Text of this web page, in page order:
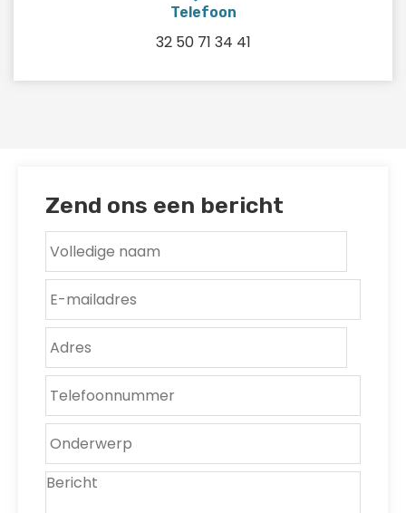
Telefoon
32 50 71 34 41
Zend ons een bericht